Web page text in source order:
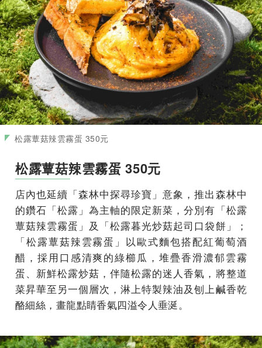
松露蕈菇辣雲霧蛋 350元
松露蕈菇辣雲霧蛋 350元
店內也延續「森林中探尋珍寶」意象，推出森林中
的鑽石「松露」為主軸的限定新菜，分別有「松露
蕈菇辣雲霧蛋」及「松露暮光炒菇起司口袋餅」；
「松露蕈菇辣雲霧蛋」以歐式麵包搭配紅葡萄酒
醋，採用口感清爽的綠櫛瓜，堆疊香滑濃郁雲霧
蛋、新鮮松露炒菇，伴隨松露的迷人香氣，將整道
菜昇華至另一個層次，淋上特製辣油及刨上鹹香乾
酪細絲，畫龍點睛香氣四溢令人垂涎。